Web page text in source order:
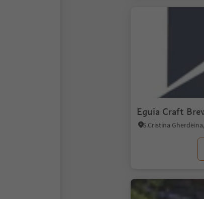
Eguia Craft